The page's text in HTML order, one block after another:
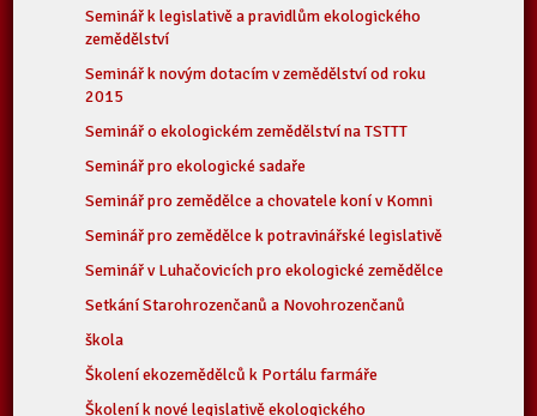
Seminář k legislativě a pravidlům ekologického
zemědělství
Seminář k novým dotacím v zemědělství od roku
2015
Seminář o ekologickém zemědělství na TSTTT
Seminář pro ekologické sadaře
Seminář pro zemědělce a chovatele koní v Komni
Seminář pro zemědělce k potravinářské legislativě
Seminář v Luhačovicích pro ekologické zemědělce
Setkání Starohrozenčanů a Novohrozenčanů
škola
Školení ekozemědělců k Portálu farmáře
Školení k nové legislativě ekologického